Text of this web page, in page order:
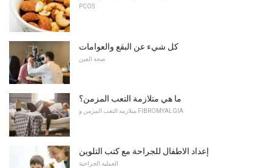
PCOS
كل شيء عن البقع والعوامات
صحة العين
ما هي متلازمة التعب المزمن؟
متلازمه التعب المزمن و FIBROMYALGIA
إعداد الاطفال للجراحة مع كتب التلوين
العملية الجراحية